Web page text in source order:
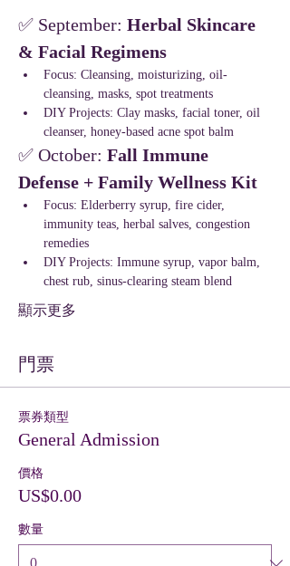
✅ September: Herbal Skincare
& Facial Regimens
Focus: Cleansing, moisturizing, oil-
cleansing, masks, spot treatments
DIY Projects: Clay masks, facial toner, oil
cleanser, honey-based acne spot balm
✅ October: Fall Immune
Defense + Family Wellness Kit
Focus: Elderberry syrup, fire cider,
immunity teas, herbal salves, congestion
remedies
DIY Projects: Immune syrup, vapor balm,
chest rub, sinus-clearing steam blend
顯示更多
門票
票券類型
General Admission
價格
US$0.00
數量